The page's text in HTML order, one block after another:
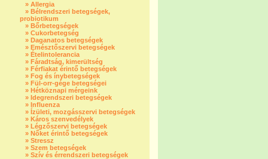
» Allergia
» Bélrendszeri betegségek,
probiotikum
» Bőrbetegségek
» Cukorbetegség
» Daganatos betegségek
» Emésztőszervi betegségek
» Ételintolerancia
» Fáradtság, kimerültség
» Férfiakat érintő betegségek
» Fog és ínybetegségek
» Fül-orr-gége betegségei
» Hétköznapi mérgeink
» Idegrendszeri betegségek
» Influenza
» Ízületi, mozgásszervi betegségek
» Káros szenvedélyek
» Légzőszervi betegségek
» Nőket érintő betegségek
» Stressz
» Szem betegségek
» Szív és érrendszeri betegségek